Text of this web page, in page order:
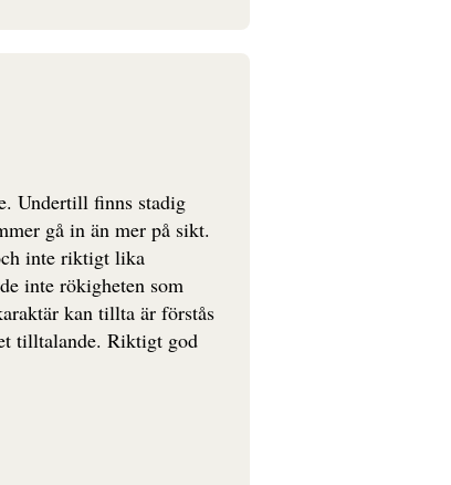
Undertill finns stadig
gå in än mer på sikt.
inte riktigt lika
inte rökigheten som
kan tillta är förstås
tilltalande. Riktigt god